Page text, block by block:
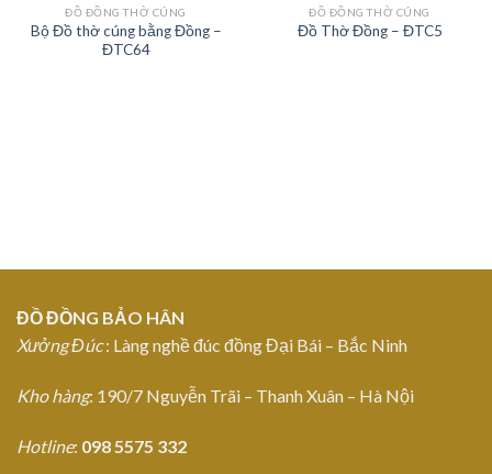
Add to
ĐỒ ĐỒNG THỜ CÚNG
Bộ Đồ thờ cúng bằng Đồng –
ĐTC64
Add to
ĐỒ ĐỒNG THỜ CÚNG
Đồ Thờ Đồng – ĐTC5
ĐỒ ĐỒNG BẢO HÂN
Xưởng Đúc: Làng nghề đúc đồng Đại Bái – Bắc Ninh
Kho hàng: 190/7 Nguyễn Trãi – Thanh Xuân – Hà Nội
Hotline: 098 5575 332